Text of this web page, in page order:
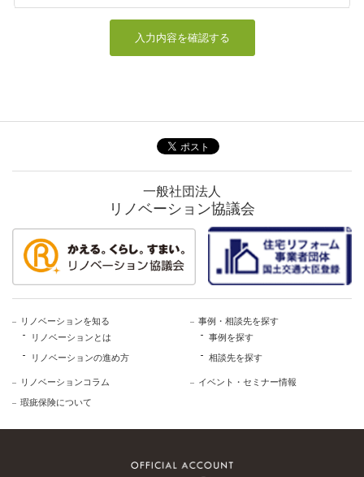
入力内容を確認する
一般社団法人
リノベーション協議会
リノベーションを知る
リノベーションとは
リノベーションの進め方
リノベーションコラム
瑕疵保険について
事例・相談先を探す
事例を探す
相談先を探す
イベント・セミナー情報